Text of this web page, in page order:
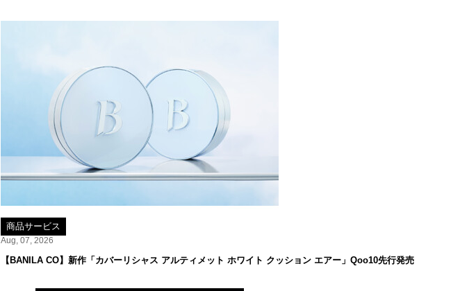
商品サービス
Aug, 07, 2026
【BANILA CO】新作「カバーリシャス アルティメット ホワイト クッション エアー」Qoo10先行発売